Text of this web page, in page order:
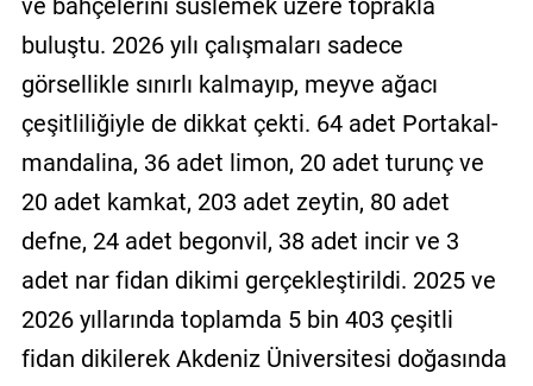
ve bahçelerini süslemek üzere toprakla
buluştu. 2026 yılı çalışmaları sadece
görsellikle sınırlı kalmayıp, meyve ağacı
çeşitliliğiyle de dikkat çekti. 64 adet Portakal-
mandalina, 36 adet limon, 20 adet turunç ve
20 adet kamkat, 203 adet zeytin, 80 adet
defne, 24 adet begonvil, 38 adet incir ve 3
adet nar fidan dikimi gerçekleştirildi. 2025 ve
2026 yıllarında toplamda 5 bin 403 çeşitli
fidan dikilerek Akdeniz Üniversitesi doğasında